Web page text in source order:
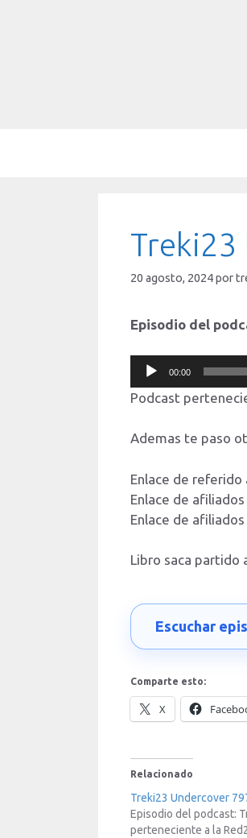
Treki23
20 agosto, 2024por
Episodio del
Reproductor
de
audio
00:00
Podcast
Ademas te paso
Enlace de referido
Enlace de
Enlace de
Libro saca partido
Escuchar
Comparte esto:
X
Relacionado
Treki23 Undercover
Episodio del podcast:
perteneciente a la